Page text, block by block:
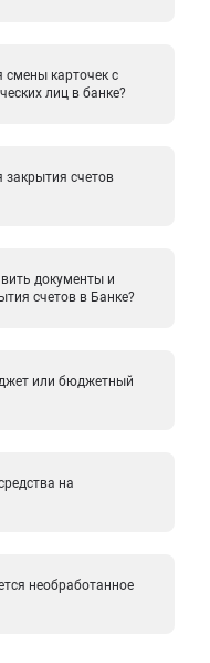
карточек с
лиц в банке?
счетов
документы и
счетов в Банке?
или бюджетный
необработанное